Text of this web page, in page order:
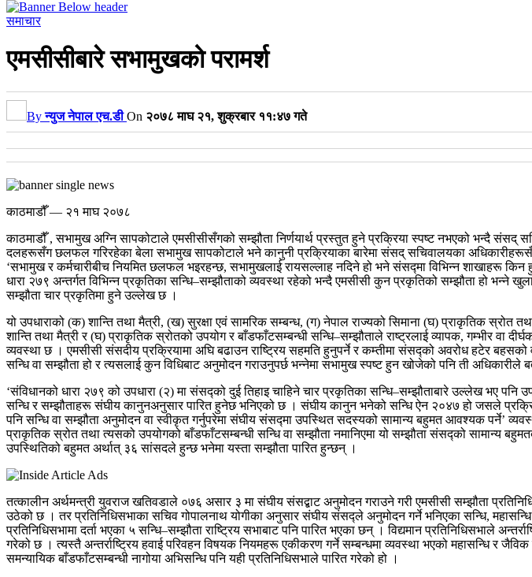
समाचार
एमसीसीबारे सभामुखको परामर्श
Byन्युज नेपाल एच.डी On २०७८ माघ २१, शुक्रबार ११:४७ गते
काठमाडौँ — २१ माघ २०७८
काठमाडौँ , सभामुख अग्नि सापकोटाले एमसीसीसँगको सम्झौता निर्णयार्थ प्रस्तुत हुने प्रक्रिया स्पष्ट नभएको भन्दै संसद्
दलहरूसँग छलफल गरिरहेका बेला सभामुख सापकोटाले भने कानुनी प्रक्रियाका बारेमा संसद् सचिवालयका
‘सभामुख र कर्मचारीबीच नियमित छलफल भइरहन्छ, सभामुखलाई रायसल्लाह नदिने हो भने संसद्मा विभिन्न शाखाहरू किन
धारा २७९ अन्तर्गत विभिन्न प्रकृतिका सन्धि–सम्झौताको व्यवस्था रहेको भन्दै एमसीसी कुन प्रकृतिको सम्झौता हो
सम्झौता चार प्रकृतिमा हुने उल्लेख छ ।
यो उपधाराको (क) शान्ति तथा मैत्री, (ख) सुरक्षा एवं सामरिक सम्बन्ध, (ग) नेपाल राज्यको सिमाना (घ) प्राकृतिक स्रोत
शान्ति तथा मैत्री र (घ) प्राकृतिक स्रोतको उपयोग र बाँडफाँटसम्बन्धी सन्धि–सम्झौताले राष्ट्रलाई व्यापक, गम्भीर
व्यवस्था छ ।एमसीसी संसदीय प्रक्रियामा अघि बढाउन राष्ट्रिय सहमति हुनुपर्ने र कम्तीमा संसद्को अवरोध हटेर
सन्धि वा सम्झौता हो र त्यसलाई कुन विधिबाट अनुमोदन गराउनुपर्छ भन्नेमा सभामुख स्पष्ट हुन खोजेको पनि ती
‘संविधानको धारा २७९ को उपधारा (२) मा संसद्को दुई तिहाइ चाहिने चार प्रकृतिका सन्धि–सम्झौताबारे उल्लेख भए
सन्धि र सम्झौताहरू संघीय कानुनअनुसार पारित हुनेछ भनिएको छ । संघीय कानुन भनेको सन्धि ऐन २०४७ हो जसले
पनि सन्धि वा सम्झौता अनुमोदन वा स्वीकृत गर्नुपरेमा संघीय संसद्मा उपस्थित सदस्यको सामान्य बहुमत आवश्यक पर्ने’
प्राकृतिक स्रोत तथा त्यसको उपयोगको बाँडफाँटसम्बन्धी सन्धि वा सम्झौता नमानिएमा यो सम्झौता संसद्को सामान्य
उपस्थितिको बहुमत अर्थात् ३६ सांसदले हुन्छ भनेमा यस्ता सम्झौता पारित हुन्छन् ।
तत्कालीन अर्थमन्त्री युवराज खतिवडाले ०७६ असार ३ मा संघीय संसद्बाट अनुमोदन गराउने गरी एमसीसी सम्झौता
उठेको छ । तर प्रतिनिधिसभाका सचिव गोपालनाथ योगीका अनुसार संघीय संसद्ले अनुमोदन गर्ने भनिएका सन्धि,
प्रतिनिधिसभामा दर्ता भएका ५ सन्धि–सम्झौता राष्ट्रिय सभाबाट पनि पारित भएका छन् । विद्यमान प्रतिनिधिसभाले
गरेको छ । त्यस्तै अन्तर्राष्ट्रिय हवाई परिवहन विषयक नियमहरू एकीकरण गर्ने सम्बन्धमा व्यवस्था भएको महासन्धि र
समन्यायिक बाँडफाँटसम्बन्धी नागोया अभिसन्धि पनि यही प्रतिनिधिसभाले पारित गरेको हो ।